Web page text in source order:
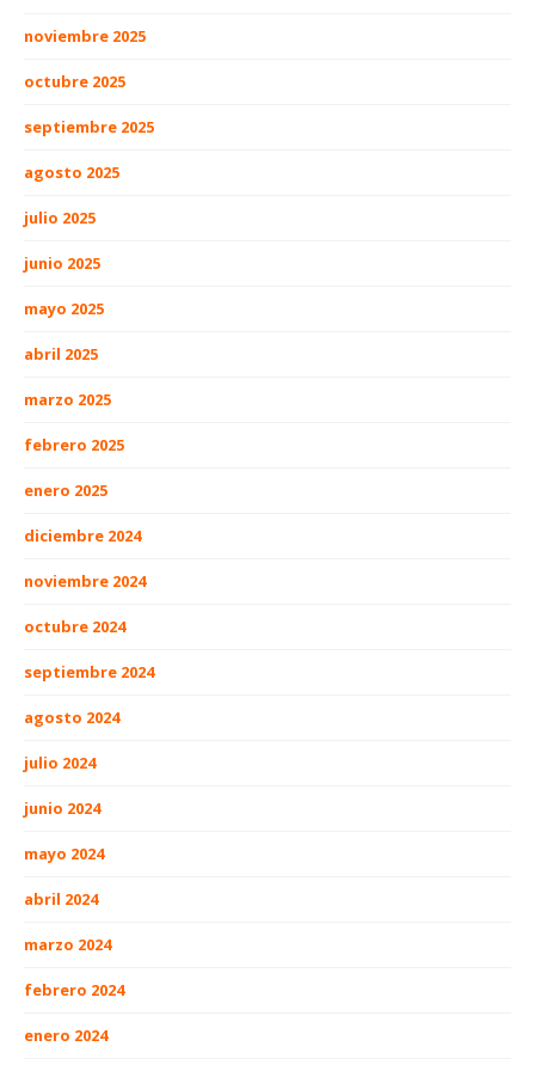
noviembre 2025
octubre 2025
septiembre 2025
agosto 2025
julio 2025
junio 2025
mayo 2025
abril 2025
marzo 2025
febrero 2025
enero 2025
diciembre 2024
noviembre 2024
octubre 2024
septiembre 2024
agosto 2024
julio 2024
junio 2024
mayo 2024
abril 2024
marzo 2024
febrero 2024
enero 2024